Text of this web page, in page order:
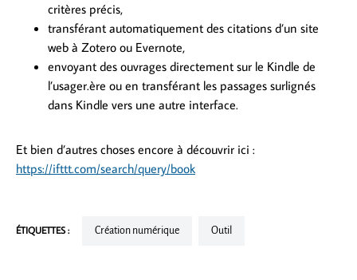
critères précis,
transférant automatiquement des citations d’un site
web à Zotero ou Evernote,
envoyant des ouvrages directement sur le Kindle de
l’usager.ère ou en transférant les passages surlignés
dans Kindle vers une autre interface.
Et bien d’autres choses encore à découvrir ici :
https://ifttt.com/search/query/book
ÉTIQUETTES : Création numérique Outil